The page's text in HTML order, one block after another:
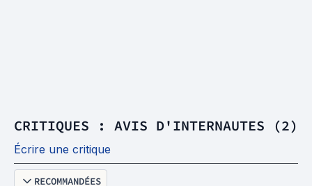
CRITIQUES : AVIS D'INTERNAUTES (2)
Écrire une critique
RECOMMANDÉES